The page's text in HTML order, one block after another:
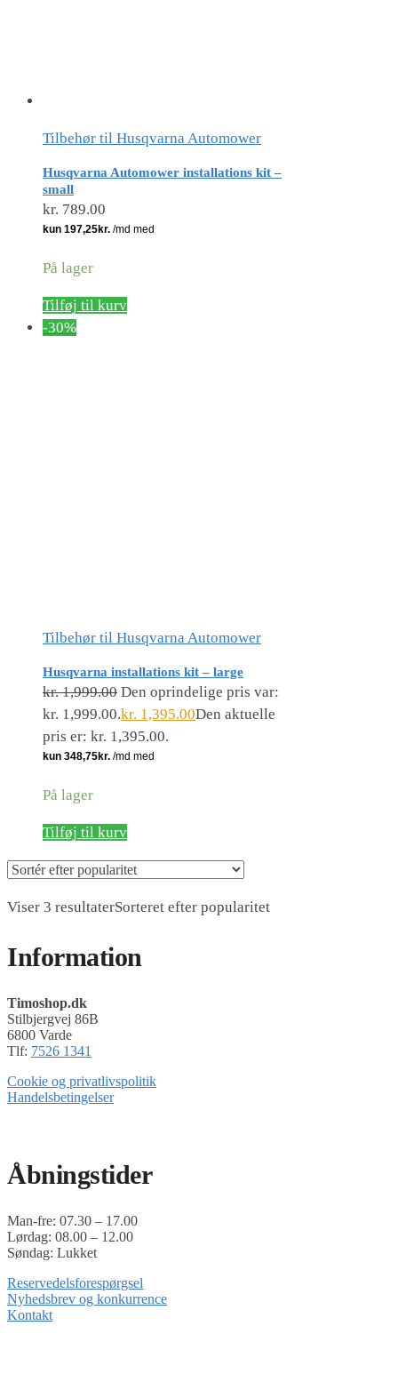
Tilbehør til Husqvarna Automower
Husqvarna Automower installations kit –
small
kr. 789.00
På lager
Tilføj til kurv
-30%
Tilbehør til Husqvarna Automower
Husqvarna installations kit – large
kr.1,999.00 Den oprindelige pris var:
kr. 1,999.00.kr. 1,395.00Den aktuelle
pris er: kr. 1,395.00.
På lager
Tilføj til kurv
Viser 3 resultaterSorteret efter popularitet
Information
Timoshop.dk
Stilbjergvej 86B
6800 Varde
Tlf: 7526 1341
Cookie og privatlivspolitik
Handelsbetingelser
Åbningstider
Man-fre: 07.30 – 17.00
Lørdag: 08.00 – 12.00
Søndag: Lukket
Reservedelsforespørgsel
Nyhedsbrev og konkurrence
Kontakt